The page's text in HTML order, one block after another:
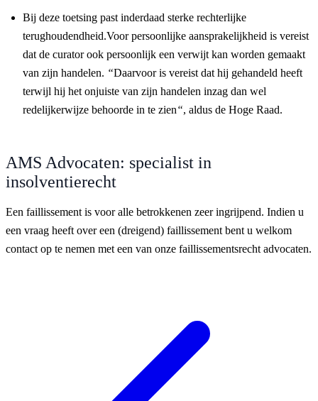
Bij deze toetsing past inderdaad sterke rechterlijke
terughoudendheid.Voor persoonlijke aansprakelijkheid is vereist
dat de curator ook persoonlijk een verwijt kan worden gemaakt
van zijn handelen. “Daarvoor is vereist dat hij gehandeld heeft
terwijl hij het onjuiste van zijn handelen inzag dan wel
redelijkerwijze behoorde in te zien“, aldus de Hoge Raad.
AMS Advocaten: specialist in
insolventierecht
Een faillissement is voor alle betrokkenen zeer ingrijpend. Indien u
een vraag heeft over een (dreigend) faillissement bent u welkom
contact op te nemen met een van onze faillissementsrecht advocaten.